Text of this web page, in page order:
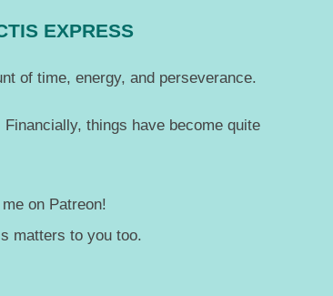
EXPRESS
of time, energy, and perseverance.
things have become quite
on Patreon!
matters to you too.